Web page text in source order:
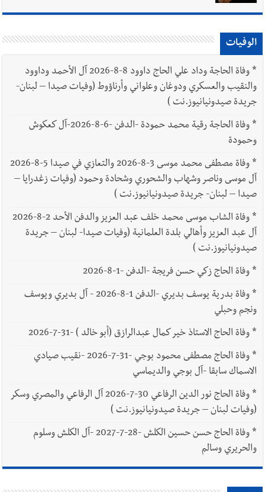
الوفيات
*
وفاة الحاجة وداد علي الحاج داوود 8-8-2026 آل الأحمد وداوود
والنقيب والعسكري ودوغان وعلواني وأرناؤوط (وفيات صيدا – لبنان-
جريدة صيدونيانيوز.نت )
*
وفاة الحاجة رقية محمد حمودة -الدفن -6-8-2026-آل كعكوش
وحمودة
*
وفاة مصطفى محمد موسى 3-8-2026 والتعازي في صيدا 5-8-2026
آل موسى وناصر وشهاب والشحوري وشحادة وحمود (وفيات زغدرايا –
صيدا – لبنان- جريدة صيدونيانيوز.نت )
*
وفاة الشاب موسى محمد خلف عبد العزيز والدفن الأحد 2-8-2026
آل عبد العزيز وأهالي بلدة العلمانية (وفيات صيدا- لبنان – جريدة
صيدونيانيوز.نت )
*وفاة الحاج زكي حسن فريجة -الدفن -1-8-2026
*
وفاة بدرية يوسف بديري -الدفن 1-8-2026 - آل بديري ويوسف
ونجم وحبلي
*وفاة الحاج الاستاذ خير كمال عبدالرازق (أبو خالد ) -31-7-2026
*
وفاة الحاج مصطفى محمود بوجي -31-7-2026 -نقيب صيادي
الاسماك سابقا -آل بوجي والديماسي
*
وفاة الحاج نور الدين الرفاعي 30-7-2026 آل الرفاعي والمصري وسكر
(وفيات لبنان – جريدة صيدونيانيوز.نت )
*
وفاة الحاج حسن حسين الكلش -28-7-2027 -آل الكلش وسلوم
والحريري وسالم